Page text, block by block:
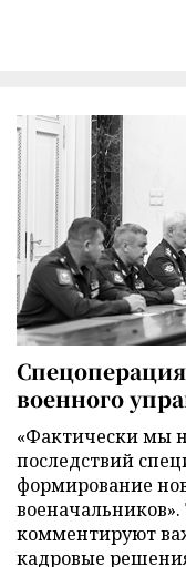
военного
«Фактически мы
последствий
формирование
комментируют
кадровые